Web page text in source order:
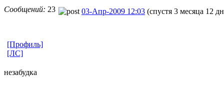
Сообщений: 23 03-Апр-2009 12:03 (спустя 3 месяца 12
[Профиль]
[ЛС]
незабудка